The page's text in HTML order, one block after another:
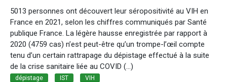
5013 personnes ont découvert leur séropositivité au VIH en
France en 2021, selon les chiffres communiqués par Santé
publique France. La légère hausse enregistrée par rapport à
2020 (4759 cas) n’est peut-être qu’un trompe-l’œil compte
tenu d’un certain rattrapage du dépistage effectué à la suite
de la crise sanitaire liée au COVID (...)
dépistage IST VIH